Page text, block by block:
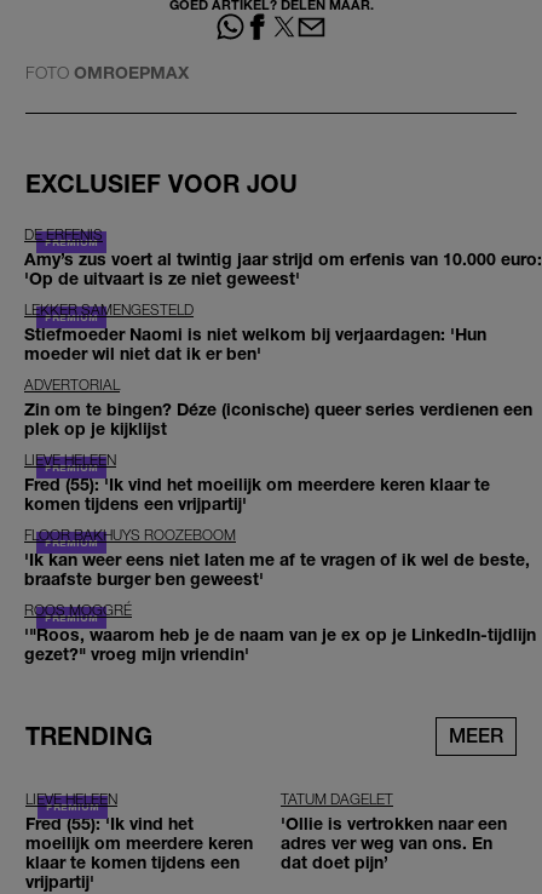
GOED ARTIKEL? DELEN MAAR.
FOTO OMROEPMAX
EXCLUSIEF VOOR JOU
DE ERFENIS
Amy’s zus voert al twintig jaar strijd om erfenis van 10.000 euro:
'Op de uitvaart is ze niet geweest'
LEKKER SAMENGESTELD
Stiefmoeder Naomi is niet welkom bij verjaardagen: 'Hun
moeder wil niet dat ik er ben'
ADVERTORIAL
Zin om te bingen? Déze (iconische) queer series verdienen een
plek op je kijklijst
LIEVE HELEEN
Fred (55): 'Ik vind het moeilijk om meerdere keren klaar te
komen tijdens een vrijpartij'
FLOOR BAKHUYS ROOZEBOOM
'Ik kan weer eens niet laten me af te vragen of ik wel de beste,
braafste burger ben geweest'
ROOS MOGGRÉ
'"Roos, waarom heb je de naam van je ex op je LinkedIn-tijdlijn
gezet?" vroeg mijn vriendin'
TRENDING MEER
LIEVE HELEEN
Fred (55): 'Ik vind het
moeilijk om meerdere keren
klaar te komen tijdens een
vrijpartij'
TATUM DAGELET
'Ollie is vertrokken naar een
adres ver weg van ons. En
dat doet pijn’